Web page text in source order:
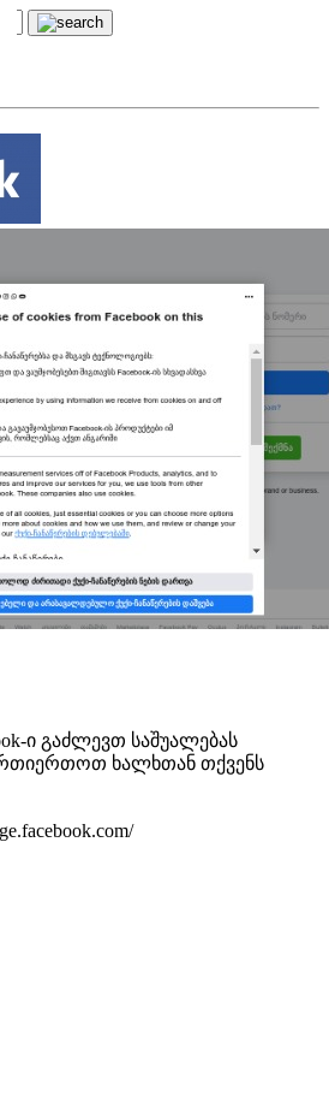
ი გაძლევთ საშუალებას
ხალხთან თქვენს